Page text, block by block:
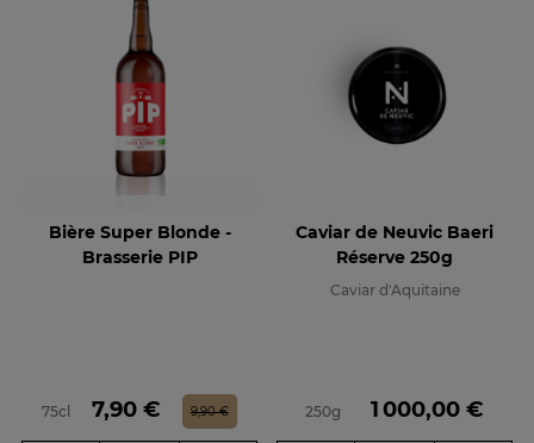
Bière Super Blonde -
Brasserie PIP
75cl Prix
7,90 €Prix de base
9,90 €
Caviar de Neuvic Baeri
Réserve 250g
Caviar d'Aquitaine
250g Prix
1 000,00 €